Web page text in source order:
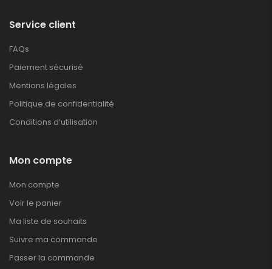
Service client
FAQs
Paiement sécurisé
Mentions légales
Politique de confidentialité
Conditions d’utilisation
Mon compte
Mon compte
Voir le panier
Ma liste de souhaits
Suivre ma commande
Passer la commande